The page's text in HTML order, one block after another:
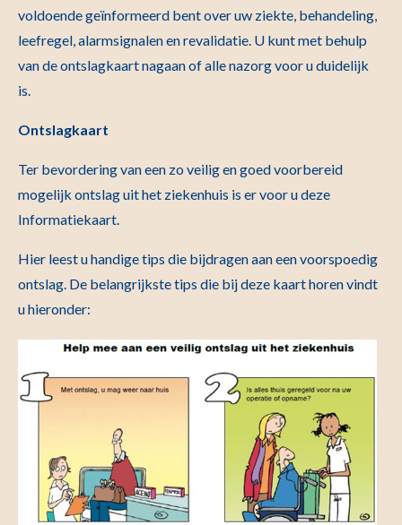
voldoende geïnformeerd bent over uw ziekte, behandeling,
leefregel, alarmsignalen en revalidatie. U kunt met behulp
van de ontslagkaart nagaan of alle nazorg voor u duidelijk
is.
Ontslagkaart
Ter bevordering van een zo veilig en goed voorbereid
mogelijk ontslag uit het ziekenhuis is er voor u deze
Informatiekaart.
Hier leest u handige tips die bijdragen aan een voorspoedig
ontslag. De belangrijkste tips die bij deze kaart horen vindt
u hieronder: